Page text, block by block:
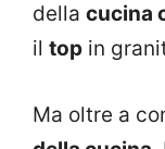
della cucina
il top in
Ma oltre a